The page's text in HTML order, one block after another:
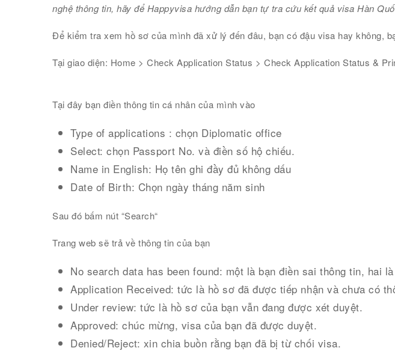
nghệ thông tin, hãy để Happyvisa hướng dẫn bạn tự tra cứu kết quả visa Hàn
Để kiểm tra xem hồ sơ của mình đã xử lý đến đâu, bạn có đậu visa hay không,
Tại giao diện: Home > Check Application Status > Check Application Status &
Tại đây bạn điền thông tin cá nhân của mình vào
Type of applications : chọn Diplomatic office
Select: chọn Passport No. và điền số hộ chiếu.
Name in English: Họ tên ghi đầy đủ không dấu
Date of Birth: Chọn ngày tháng năm sinh
Sau đó bấm nút “Search“
Trang web sẽ trả về thông tin của bạn
No search data has been found: một là bạn điền sai thông tin, hai
Application Received: tức là hồ sơ đã được tiếp nhận và chưa có
Under review: tức là hồ sơ của bạn vẫn đang được xét duyệt.
Approved: chúc mừng, visa của bạn đã được duyệt.
Denied/Reject: xin chia buồn rằng bạn đã bị từ chối visa.